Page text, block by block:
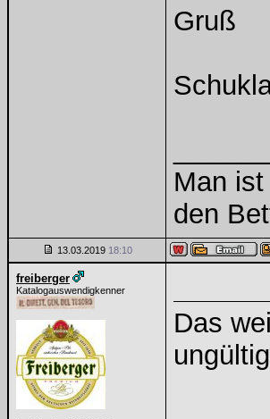
Gruß
Man
den
13.03.2019 18:10
freiberger
Katalogauswendigkenner
Das